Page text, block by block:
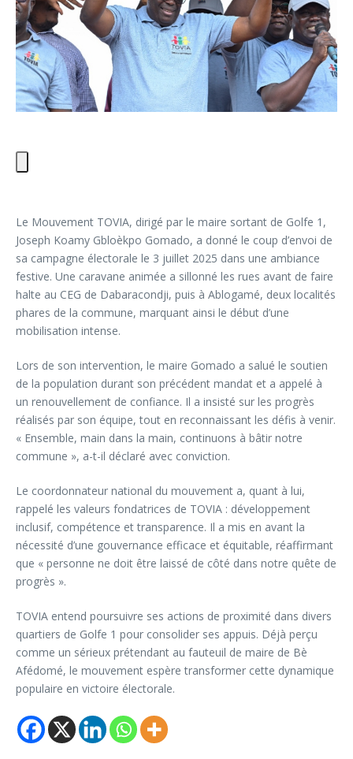
Le Mouvement TOVIA, dirigé par le maire sortant de Golfe 1,
Joseph Koamy Gbloèkpo Gomado, a donné le coup d’envoi de
sa campagne électorale le 3 juillet 2025 dans une ambiance
festive. Une caravane animée a sillonné les rues avant de faire
halte au CEG de Dabaracondji, puis à Ablogamé, deux localités
phares de la commune, marquant ainsi le début d’une
mobilisation intense.
Lors de son intervention, le maire Gomado a salué le soutien
de la population durant son précédent mandat et a appelé à
un renouvellement de confiance. Il a insisté sur les progrès
réalisés par son équipe, tout en reconnaissant les défis à venir.
« Ensemble, main dans la main, continuons à bâtir notre
commune », a-t-il déclaré avec conviction.
Le coordonnateur national du mouvement a, quant à lui,
rappelé les valeurs fondatrices de TOVIA : développement
inclusif, compétence et transparence. Il a mis en avant la
nécessité d’une gouvernance efficace et équitable, réaffirmant
que « personne ne doit être laissé de côté dans notre quête de
progrès ».
TOVIA entend poursuivre ses actions de proximité dans divers
quartiers de Golfe 1 pour consolider ses appuis. Déjà perçu
comme un sérieux prétendant au fauteuil de maire de Bè
Afédomé, le mouvement espère transformer cette dynamique
populaire en victoire électorale.